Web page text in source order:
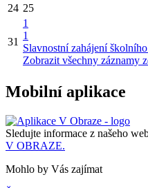
24 25
31
1
1
Slavnostní zahájení
Zobrazit všechny záznamy
Mobilní aplikace
Sledujte informace z našeho
V OBRAZE.
Mohlo by Vás zajímat